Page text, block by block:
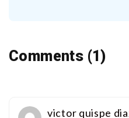
Comments (1)
victor quispe